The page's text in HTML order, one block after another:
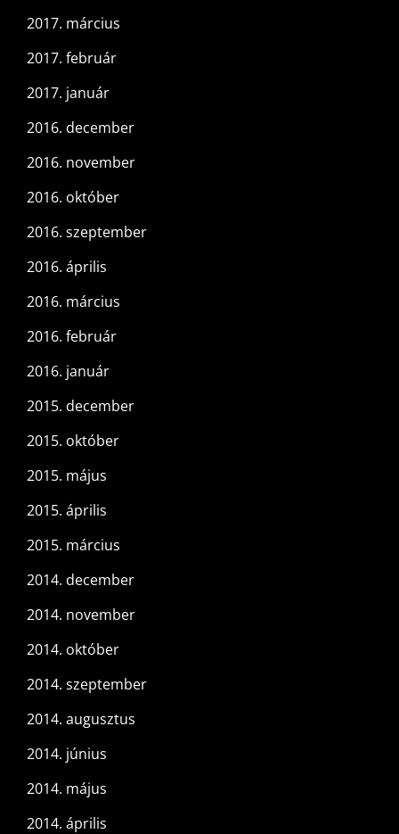
2017. március
2017. február
2017. január
2016. december
2016. november
2016. október
2016. szeptember
2016. április
2016. március
2016. február
2016. január
2015. december
2015. október
2015. május
2015. április
2015. március
2014. december
2014. november
2014. október
2014. szeptember
2014. augusztus
2014. június
2014. május
2014. április